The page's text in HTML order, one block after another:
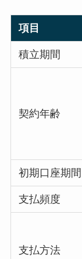
項目
積立期間
契約年齢
初期口座期間
支払頻度
支払方法